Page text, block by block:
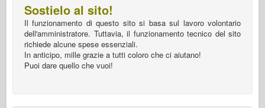
Sostielo al sito!
Il funzionamento di questo sito si basa sul lavoro volontario
dell'amministratore. Tuttavia, il funzionamento tecnico del sito
richiede alcune spese essenziali.
In anticipo, mille grazie a tutti coloro che ci aiutano!
Puoi dare quello che vuoi!